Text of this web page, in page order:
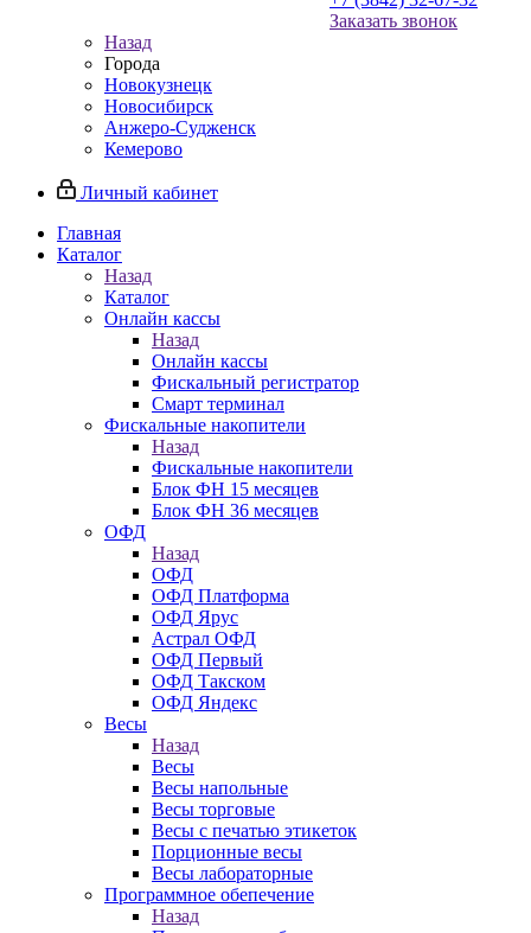
Заказать звонок
Назад
Города
Новокузнецк
Новосибирск
Анжеро-Судженск
Кемерово
Личный кабинет
Главная
Каталог
Назад
Каталог
Онлайн кассы
Назад
Онлайн кассы
Фискальный регистратор
Смарт терминал
Фискальные накопители
Назад
Фискальные накопители
Блок ФН 15 месяцев
Блок ФН 36 месяцев
ОФД
Назад
ОФД
ОФД Платформа
ОФД Ярус
Астрал ОФД
ОФД Первый
ОФД Такском
ОФД Яндекс
Весы
Назад
Весы
Весы напольные
Весы торговые
Весы с печатью этикеток
Порционные весы
Весы лабораторные
Программное обепечение
Назад